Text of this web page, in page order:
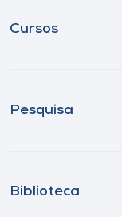
Cursos
Pesquisa
Biblioteca